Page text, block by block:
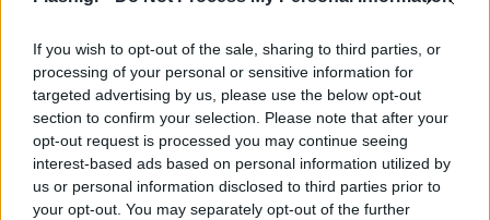
If you wish to opt-out of the sale, sharing to third parties, or
processing of your personal or sensitive information for
targeted advertising by us, please use the below opt-out
section to confirm your selection. Please note that after your
opt-out request is processed you may continue seeing
interest-based ads based on personal information utilized by
us or personal information disclosed to third parties prior to
your opt-out. You may separately opt-out of the further